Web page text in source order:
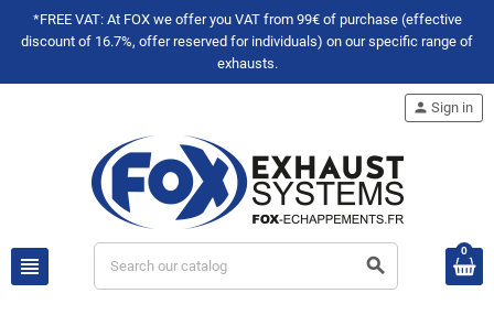
*FREE VAT: At FOX we offer you VAT from 99€ of purchase (effective
discount of 16.7%, offer reserved for individuals) on our specific range of
exhausts.
view_headline search
person Sign in
0